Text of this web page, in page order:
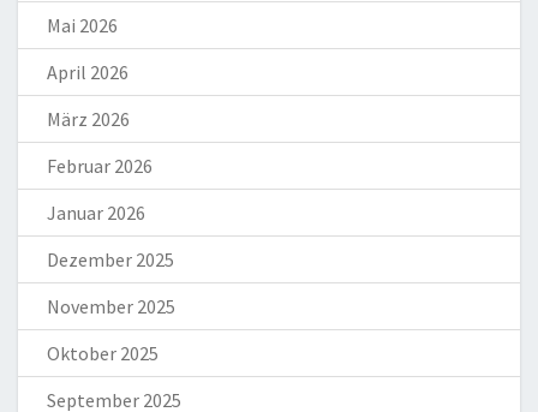
Mai 2026
April 2026
März 2026
Februar 2026
Januar 2026
Dezember 2025
November 2025
Oktober 2025
September 2025